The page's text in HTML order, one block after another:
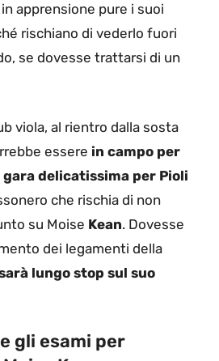
apprensione pure i suoi
rischiano di vederlo fuori
se dovesse trattarsi di un
viola, al rientro dalla sosta
essere in campo per
delicatissima per Pioli
che rischia di non
su Moise Kean. Dovesse
dei legamenti della
lungo stop sul suo
gli esami per